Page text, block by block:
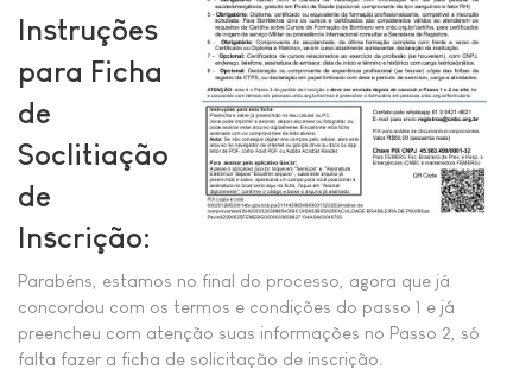
Instruções
para Ficha
de
Soclitiação
de
Inscrição:
Parabéns, estamos no final do processo, agora que já
concordou com os termos e condições do passo 1 e já
preencheu com atenção suas informações no Passo 2, só
falta fazer a ficha de solicitação de inscrição.